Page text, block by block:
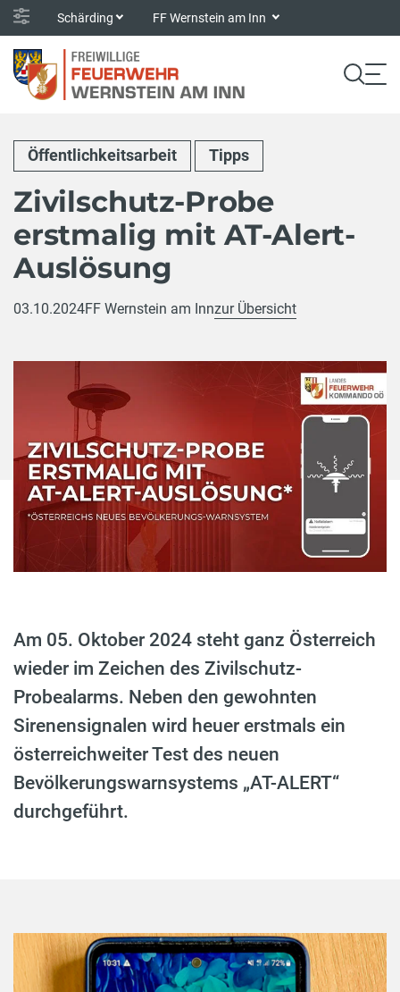
Schärding FF Wernstein am Inn
Öffentlichkeitsarbeit Tipps
Zivilschutz-Probe
erstmalig mit AT-Alert-
Auslösung
03.10.2024FF Wernstein am Innzur Übersicht
Am 05. Oktober 2024 steht ganz Österreich
wieder im Zeichen des Zivilschutz-
Probealarms. Neben den gewohnten
Sirenensignalen wird heuer erstmals ein
österreichweiter Test des neuen
Bevölkerungswarnsystems „AT-ALERT“
durchgeführt.